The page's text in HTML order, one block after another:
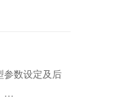
参数设定及后
…